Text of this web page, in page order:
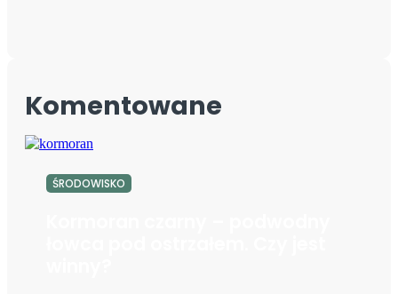
Komentowane
ŚRODOWISKO